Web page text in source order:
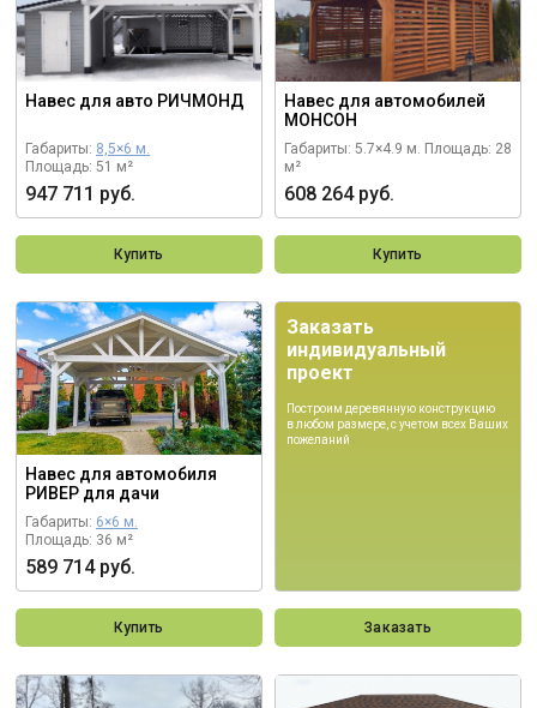
Навес для авто РИЧМОНД
Габариты: 8,5×6 м.
Площадь: 51 м²
947 711 руб.
Купить
Навес для автомобилей
МОНСОН
Габариты: 5.7×4.9 м. Площадь: 28
м²
608 264 руб.
Купить
Навес для автомобиля
РИВЕР для дачи
Габариты: 6×6 м.
Площадь: 36 м²
589 714 руб.
Купить
Заказать
индивидуальный
проект
Построим деревянную конструкцию
в любом размере, с учетом всех Ваших
пожеланий
Заказать